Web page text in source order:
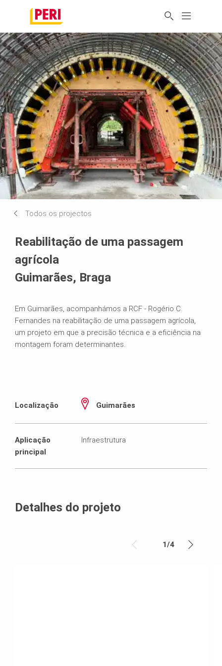
Todos os projectos
Reabilitação de uma passagem
agrícola
Guimarães, Braga
Em Guimarães, acompanhámos a RCF - Rogério C.
Fernandes na reabilitação de uma passagem agrícola,
um projeto em que a precisão técnica e a eficiência na
montagem foram determinantes.
Localização Guimarães
Aplicação
principal
Infraestrutura
Detalhes do projeto
1/4